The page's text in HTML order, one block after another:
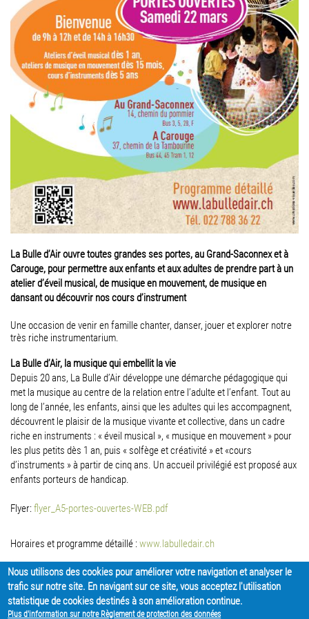
La Bulle d’Air ouvre toutes grandes ses portes, au Grand-Saconnex et à
Carouge, pour permettre aux enfants et aux adultes de prendre part à un
atelier d’éveil musical, de musique en mouvement, de musique en
dansant ou découvrir nos cours d’instrument
Une occasion de venir en famille chanter, danser, jouer et explorer notre
très riche instrumentarium.
La Bulle d’Air, la musique qui embellit la vie
Depuis 20 ans, La Bulle d’Air développe une démarche pédagogique qui
met la musique au centre de la relation entre l’adulte et l’enfant. Tout au
long de l’année, les enfants, ainsi que les adultes qui les accompagnent,
découvrent le plaisir de la musique vivante et collective, dans un cadre
riche en instruments : « éveil musical », « musique en mouvement » pour
les plus petits dès 1 an, puis « solfège et créativité » et «cours
d’instruments » à partir de cinq ans. Un accueil privilégié est proposé aux
enfants porteurs de handicap.
Flyer:flyer_A5-portes-ouvertes-WEB.pdf
Horaires et programme détaillé :www.labulledair.ch
PARTAGER
Nous utilisons des cookies pour améliorer votre navigation et analyser le
trafic sur notre site. En navigant sur ce site, vous acceptez l'utilisation
statistique de cookies destinés à son amélioration continue.
Plus d'information sur notre Règlement de protection des données